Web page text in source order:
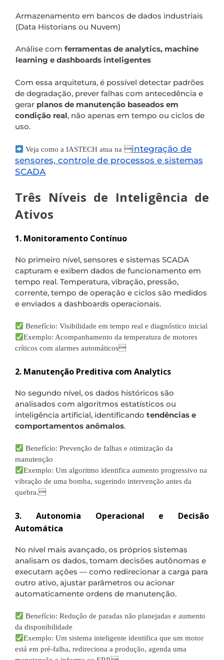
Armazenamento em bancos de dados industriais
(Data Historians ou Nuvem)
Análise com ferramentas de analytics, machine
learning e dashboards inteligentes
Com essa arquitetura, é possível detectar padrões
de degradação, prever falhas com antecedência e
gerar planos de manutenção baseados em
condição real, não apenas em tempo ou ciclos de
uso.
Veja como a IASTECH atua na integração de
sensores, controle de processos e sistemas
SCADA
Três Níveis de Inteligência de
Ativos
1. Monitoramento Contínuo
No primeiro nível, sensores e sistemas SCADA
capturam e exibem dados de funcionamento em
tempo real. Temperatura, vibração, pressão,
corrente, tempo de operação e ciclos são medidos
e enviados a dashboards operacionais.
Benefício: Visibilidade em tempo real e diagnóstico inicial
Exemplo: Acompanhamento da temperatura de motores
críticos com alarmes automáticos
2. Manutenção Preditiva com Analytics
No segundo nível, os dados históricos são
analisados com algoritmos estatísticos ou
inteligência artificial, identificando tendências e
comportamentos anômalos.
Benefício: Prevenção de falhas e otimização da
manutenção
Exemplo: Um algoritmo identifica aumento progressivo na
vibração de uma bomba, sugerindo intervenção antes da
quebra.
3. Autonomia Operacional e Decisão
Automática
No nível mais avançado, os próprios sistemas
analisam os dados, tomam decisões autônomas e
executam ações — como redirecionar a carga para
outro ativo, ajustar parâmetros ou acionar
automaticamente ordens de manutenção.
Benefício: Redução de paradas não planejadas e aumento
da disponibilidade
Exemplo: Um sistema inteligente identifica que um motor
está em pré-falha, redireciona a produção, agenda uma